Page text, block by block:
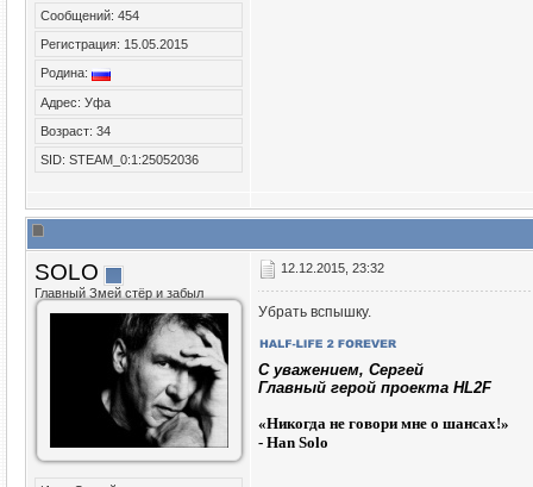
Сообщений: 454
Регистрация: 15.05.2015
Родина:
Адрес: Уфа
Возраст: 34
SID: STEAM_0:1:25052036
SOLO
Главный Змей стёр и забыл
12.12.2015, 23:32
Убрать вспышку.
C уважением, Сергей
Главный герой проекта HL2F
«Никогда не говори мне о шансах!»
- Han Solo